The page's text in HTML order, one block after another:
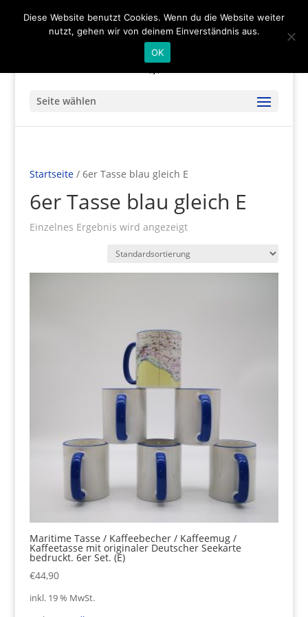
Seite wählen
Startseite/ 6er Tasse blau gleich E
6er Tasse blau gleich E
Einzelnes Ergebnis wird angezeigt
Maritime Tasse / Kaffeebecher / Kaffeemug /
Kaffeetasse mit originaler Deutscher Seekarte
bedruckt. 6er Set. (E)
€44,90
inkl. 19 % MwSt.
Diese Website benutzt Cookies. Wenn du die Website weiter
nutzt, gehen wir von deinem Einverständnis aus.
OK